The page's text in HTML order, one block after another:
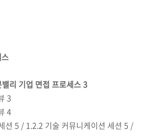
리 기업 면접 프로세스 3
3
4
션 5 / 1.2.2 기술 커뮤니케이션 세션 5 /